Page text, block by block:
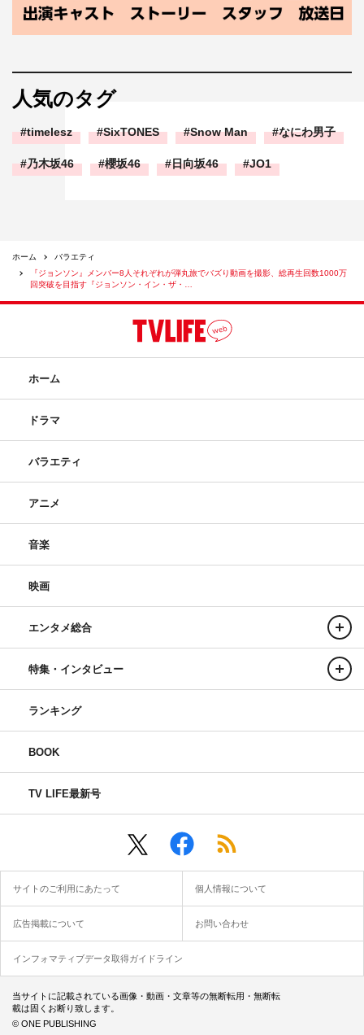
人気のタグ
timelesz SixTONES Snow Man なにわ男子
乃木坂46 櫻坂46 日向坂46 JO1
ホーム
バラエティ
『ジョンソン』メンバー8人それぞれが弾丸旅でバズり動画を撮影、総再生回数1000万
回突破を目指す『ジョンソン・イン・ザ・…
ホーム
ドラマ
バラエティ
アニメ
音楽
映画
エンタメ総合
特集・インタビュー
ランキング
BOOK
TV LIFE最新号
サイトのご利用にあたって 個人情報について
広告掲載について お問い合わせ
インフォマティブデータ取得ガイドライン
当サイトに記載されている画像・動画・文章等の無断転用・無断転
載は固くお断り致します。
© ONE PUBLISHING